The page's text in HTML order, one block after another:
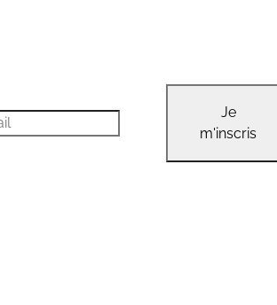
Je
m'inscris